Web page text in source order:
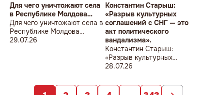
Для чего уничтожают села
в Республике Молдова…
Для чего уничтожают села в
Республике Молдова…
29.07.26
Константин Старыш:
«Разрыв культурных
соглашений с СНГ — это
акт политического
вандализма».
Константин Старыш:
«Разрыв культурных
соглашений с СНГ — это акт
28.07.26